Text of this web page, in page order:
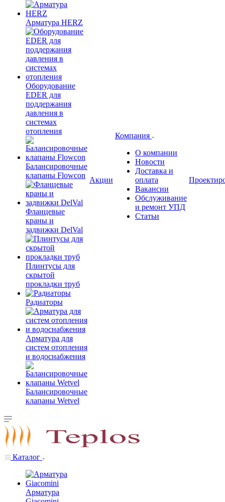
Арматура HERZ
Оборудование
EDER для
поддержания
давления в
системах
отопления
Балансировочные
клапаны Flowcon
Фланцевые
краны и
задвижки DelVal
Плинтусы для
скрытой
прокладки труб
Радиаторы
Арматура для
систем отопления
и водоснабжения
Балансировочные
клапаны Wetvel
Акции
Компания
О компании
Новости
Доставка и
оплата
Вакансии
Обслуживание
и ремонт УПД
Статьи
Каталог
Арматура